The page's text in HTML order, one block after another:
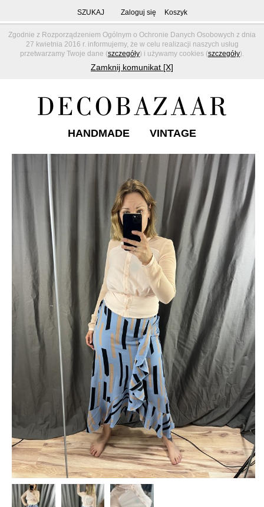
Zgodnie z Rozporządzeniem Ogólnym o Ochronie Danych Osobowych z dnia
27 kwietnia 2016 r. informujemy, że w celu realizacji naszych usług
przetwarzamy Twoje dane (szczegóły) i używamy cookies (szczegóły).
Zamknij komunikat [X]
SZUKAJ Zaloguj się Koszyk
HANDMADE VINTAGE